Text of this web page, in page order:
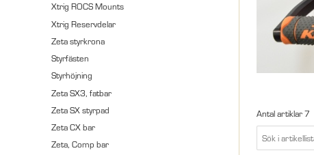
Xtrig ROCS Mounts
Xtrig Reservdelar
Zeta styrkrona
Styrfästen
Styrhöjning
Zeta SX3, fatbar
Zeta SX styrpad
Zeta CX bar
Zeta, Comp bar
Antal artiklar7